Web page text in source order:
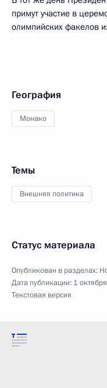
примут участие в
олимпийских факелов
География
Монако
Темы
Внешняя политика
Статус материала
Опубликован в разделах:
Дата публикации: 1
Текстовая версия